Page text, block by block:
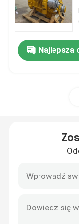
Pompa
Podróżna
Silnik Perkinsa
Silnik Weichai
Najlepsza